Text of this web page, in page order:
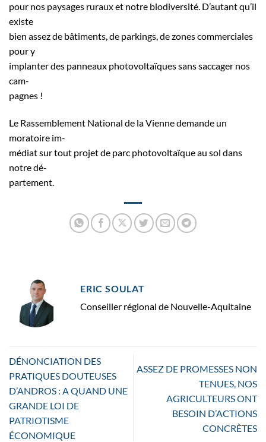
pour nos paysages ruraux et notre biodiversité. D’autant qu’il
existe
bien assez de bâtiments, de parkings, de zones commerciales
pour y
implanter des panneaux photovoltaïques sans saccager nos
cam-
pagnes !
Le Rassemblement National de la Vienne demande un
moratoire im-
médiat sur tout projet de parc photovoltaïque au sol dans
notre dé-
partement.
ERIC SOULAT
Conseiller régional de Nouvelle-Aquitaine
DÉNONCIATION DES
PRATIQUES DOUTEUSES
D’ANDROS : A QUAND UNE
GRANDE LOI DE
PATRIOTISME
ÉCONOMIQUE
ASSEZ DE PROMESSES NON
TENUES, NOS
AGRICULTEURS ONT
BESOIN D’ACTIONS
CONCRÈTES